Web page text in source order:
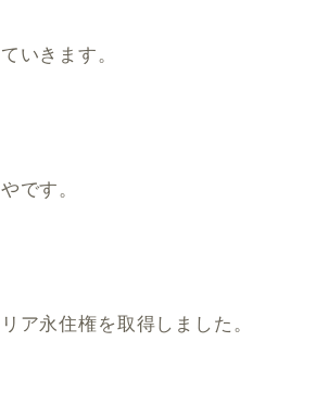
いきます。
です。
ア永住権を取得しました。